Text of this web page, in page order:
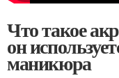
Что такое
он
маникюра